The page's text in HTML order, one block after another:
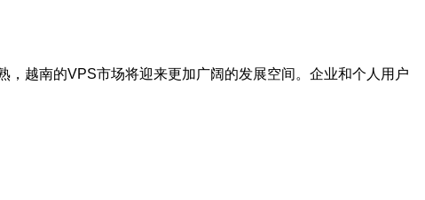
越南的VPS市场将迎来更加广阔的发展空间。企业和个人用户